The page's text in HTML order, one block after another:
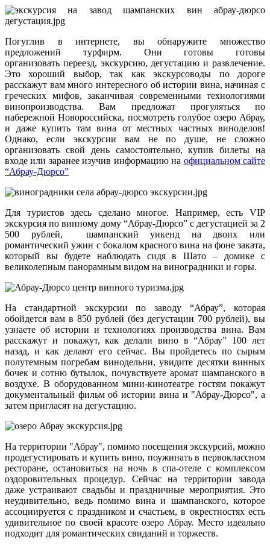
Погуглив в интернете, вы обнаружите множество
предложений турфирм. Они готовы готовы
организовать переезд, экскурсию, дегустацию и развлечение.
Это хороший выбор, так как экскурсоводы по дороге
расскажут вам много интересного об истории вина, начиная с
греческих мифов, заканчивая современными технологиями
винопроизводства. Вам предложат прогуляться по
набережной Новороссийска, посмотреть голубое озеро Абрау,
и даже купить там вина от местных частных виноделов!
Однако, если экскурсии вам не по душе, не сложно
организовать свой день самостоятельно, купив билеты на
входе или заранее изучив информацию на официальном сайте
“Абрау-Дюрсо”
Для туристов здесь сделано многое. Например, есть VIP
экскурсия по винному дому “Абрау-Дюрсо” с дегустацией за 2
500 рублей, шампанский уикенд на двоих или
романтический ужин с бокалом красного вина на фоне заката,
который вы будете наблюдать сидя в Шато – домике с
великолепным панорамным видом на виноградники и горы.
На стандартной экскурсии по заводу “Абрау”, которая
обойдется вам в 850 рублей (без дегустации 700 рублей), вы
узнаете об истории и технологиях производства вина. Вам
расскажут и покажут, как делали вино в “Абрау” 100 лет
назад, и как делают его сейчас. Вы пройдетесь по сырым
полутемным погребам винодельни, увидите десятки винных
бочек и сотню бутылок, почувствуете аромат шампанского в
воздухе. В оборудованном мини-кинотеатре гостям покажут
документальный фильм об истории вина и "Абрау-Дюрсо", а
затем пригласят на дегустацию.
На территории "Абрау", помимо посещения экскурсий, можно
продегустировать и купить вино, поужинать в первоклассном
ресторане, остановиться на ночь в спа-отеле с комплексом
оздоровительных процедур. Сейчас на территории завода
даже устраивают свадьбы и праздничные мероприятия. Это
неудивительно, ведь помимо вина и шампанского, которое
ассоциируется с праздником и счастьем, в окрестностях есть
удивительное по своей красоте озеро Абрау. Место идеально
подходит для романтических свиданий и торжеств.